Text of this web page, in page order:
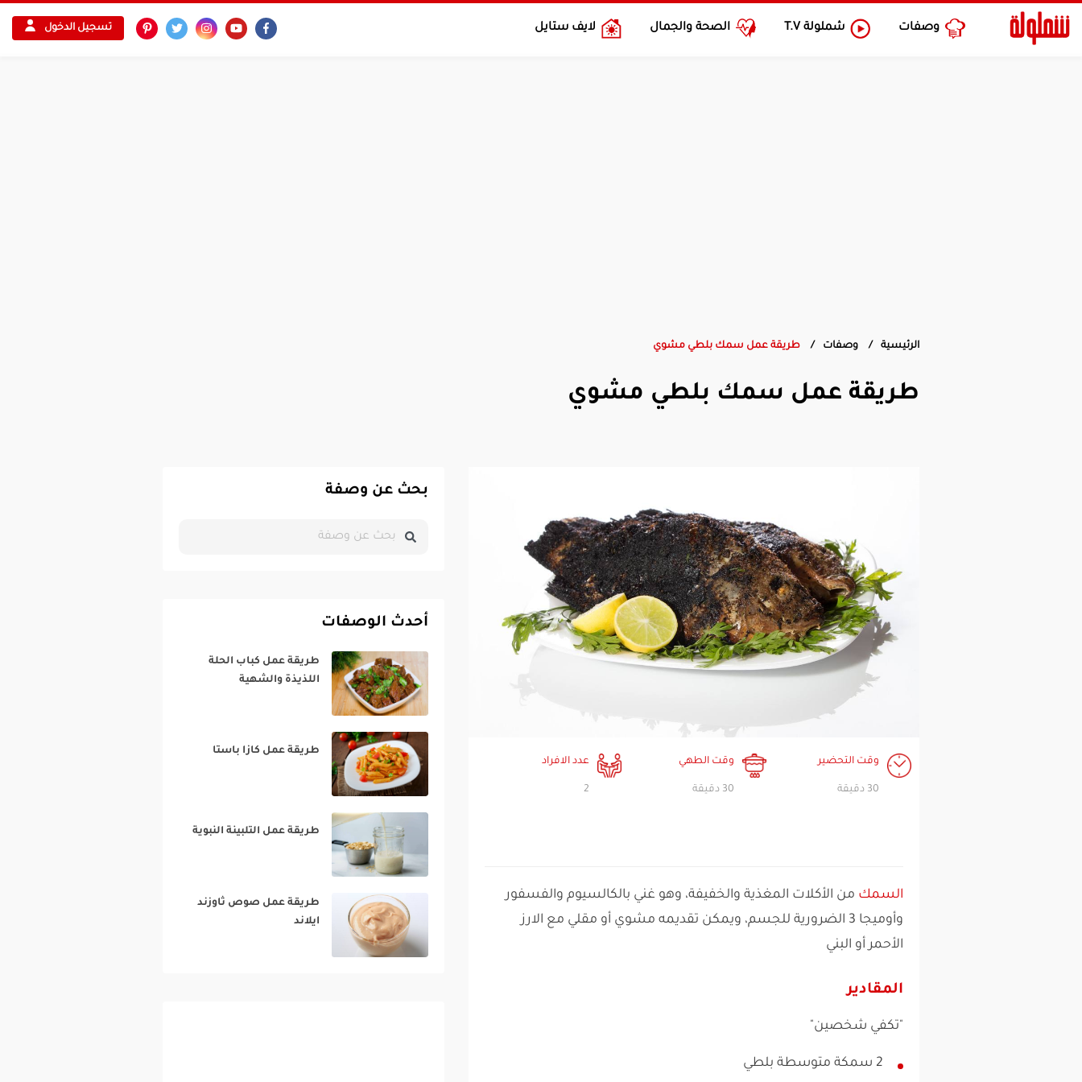
الرئيسية وصفات طريقة عمل سمك بلطي مشوي
طريقة عمل سمك بلطي مشوي
وقت التحضير
30 دقيقة
وقت الطهي
30 دقيقة
عدد الافراد
2
السمك من الأكلات المغذية والخفيفة، وهو غني بالكالسيوم والفسفور
وأوميجا 3 الضرورية للجسم، ويمكن تقديمه مشوي أو مقلي مع الارز
الأحمر أو البني
المقادير
"تكفي شخصين"
2 سمكة متوسطة بلطي
بحث عن وصفة
أحدث الوصفات
طريقة عمل كباب الحلة
اللذيذة والشهية‎
طريقة عمل كازا باستا‎
طريقة عمل التلبينة النبوية‎
طريقة عمل صوص ثاوزند
ايلاند‎
وصفات شملولة T.V الصحة والجمال لايف ستايل تسجيل الدخول